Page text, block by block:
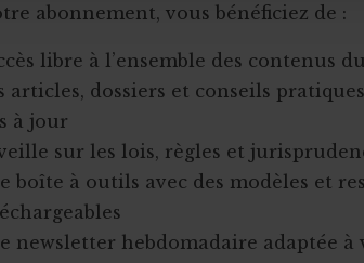
abonnement, vous bénéficiez de :
libre à l’ensemble des contenus
articles, dossiers et conseils
à jour
sur les lois, règles et
boîte à outils avec des modèles et
newsletter hebdomadaire adaptée à